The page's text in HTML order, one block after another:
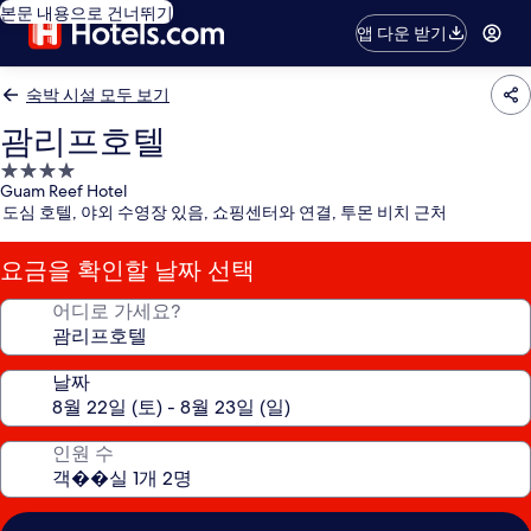
본문 내용으로 건너뛰기
앱 다운 받기
숙박 시설 모두 보기
괌리프호텔
4.0
성
급
숙
박
시
Guam Reef Hotel
도심 호텔, 야외 수영장 있음, 쇼핑센터와 연결, 투몬 비치 근처
요금을 확인할 날짜 선택
어디로 가세요?
날짜
인원 수